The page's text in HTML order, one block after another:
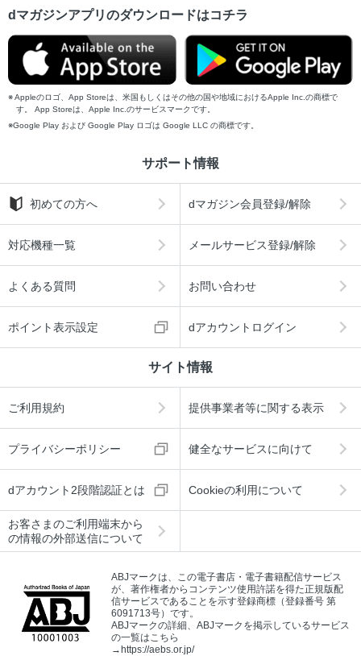
dマガジンアプリのダウンロードはコチラ
Appleのロゴ、App Storeは、米国もしくはその他の国や地域におけるApple Inc.の商標で
す。 App Storeは、Apple Inc.のサービスマークです。
Google Play および Google Play ロゴは Google LLC の商標です。
サポート情報
初めての方へ dマガジン会員登録/解除
対応機種一覧 メールサービス登録/解除
よくある質問 お問い合わせ
ポイント表示設定 dアカウントログイン
サイト情報
ご利用規約 提供事業者等に関する表示
プライバシーポリシー 健全なサービスに向けて
dアカウント2段階認証とは Cookieの利用について
お客さまのご利用端末から
の情報の外部送信について
ABJマークは、この電子書店・電子書籍配信サービス
が、著作権者からコンテンツ使用許諾を得た正規版配
信サービスであることを示す登録商標（登録番号 第
6091713号）です。
ABJマークの詳細、ABJマークを掲示しているサービス
の一覧はこちら
→https://aebs.or.jp/